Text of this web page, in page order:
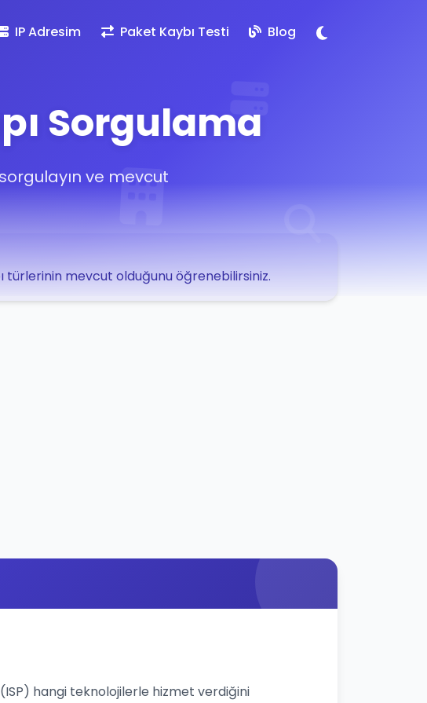
IP Adresim Paket Kaybı Testi Blog
Sorgulama
ve mevcut
türlerinin mevcut olduğunu öğrenebilirsiniz.
hangi teknolojilerle hizmet verdiğini